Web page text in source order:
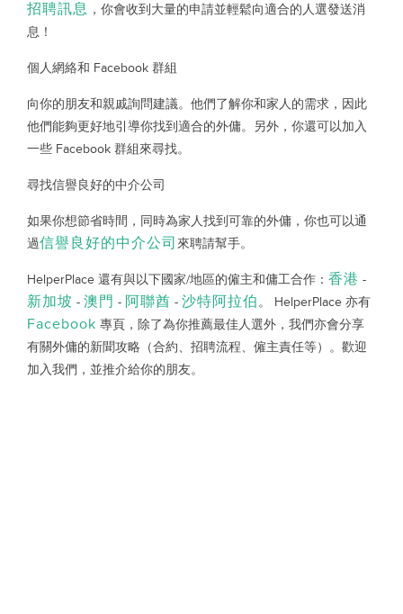
招聘訊息 ，你會收到大量的申請並輕鬆向適合的人選發送消
息！
個人網絡和 Facebook 群組
向你的朋友和親戚詢問建議。他們了解你和家人的需求，因此
他們能夠更好地引導你找到適合的外傭。另外，你還可以加入
一些 Facebook 群組來尋找。
尋找信譽良好的中介公司
如果你想節省時間，同時為家人找到可靠的外傭，你也可以通
過信譽良好的中介公司 來聘請幫手。
HelperPlace 還有與以下國家/地區的僱主和傭工合作： 香港 -
新加坡 - 澳門 - 阿聯酋 - 沙特阿拉伯。 HelperPlace 亦有
Facebook 專頁，除了為你推薦最佳人選外，我們亦會分享
有關外傭的新聞攻略（合約、招聘流程、僱主責任等）。歡迎
加入我們，並推介給你的朋友。